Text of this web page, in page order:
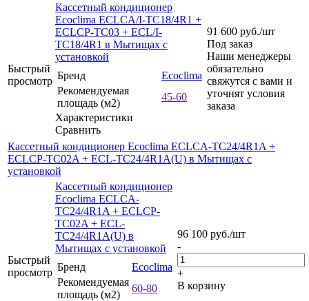
Быстрый
просмотр
Кассетный кондиционер
Ecoclima ECLCA/I-TC18/4R1 +
ECLCP-TC03 + ECL/I-
TC18/4R1 в Мытищах с
установкой
Бренд
Ecoclima
Рекомендуемая
площадь (м2)
45-60
Характеристики
Сравнить
91 600 руб./шт
Под заказ
Наши менеджеры
обязательно
свяжутся с вами и
уточнят условия
заказа
Кассетный кондиционер Ecoclima ECLCA-TC24/4R1A +
ECLCP-TC02A + ECL-TC24/4R1A(U) в Мытищах с
установкой
Быстрый
просмотр
Кассетный кондиционер
Ecoclima ECLCA-
TC24/4R1A + ECLCP-
TC02A + ECL-
TC24/4R1A(U) в
Мытищах с установкой
Бренд
Ecoclima
Рекомендуемая
площадь (м2)
60-80
96 100 руб./шт
-
+
В корзину